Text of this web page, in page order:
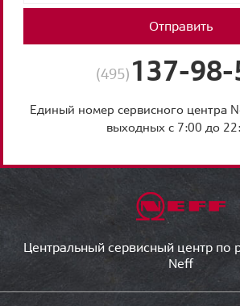
Отправить
(495) 137-98-
Единый номер сервисного центра
выходных с 7:00 до
Центральный сервисный центр по
Neff